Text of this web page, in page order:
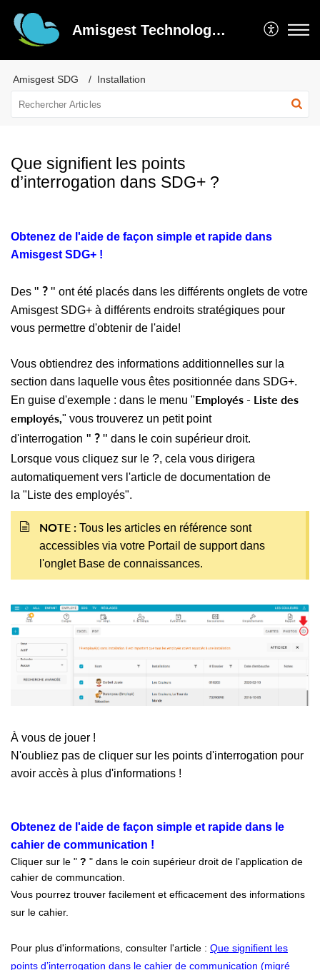
Amisgest Technologie inc
Amisgest SDG Installation
Que signifient les points
d’interrogation dans SDG+ ?
Obtenez de l'aide de façon simple et rapide dans
Amisgest SDG+ !
Des " ? " ont été placés dans les différents onglets de votre
Amisgest SDG+ à différents endroits stratégiques pour
vous permettre d'obtenir de l'aide!
Vous obtiendrez des informations additionnelles sur la
section dans laquelle vous êtes positionnée dans SDG+.
En guise d'exemple : dans le menu "Employés - Liste des
employés," vous trouverez un petit point
d'interrogation " ? " dans le coin supérieur droit.
Lorsque vous cliquez sur le ?, cela vous dirigera
automatiquement vers l'article de documentation de
la " Liste des employés".
NOTE : Tous les articles en référence sont
accessibles via votre Portail de support dans
l'onglet Base de connaissances.
À vous de jouer !
N'oubliez pas de cliquer sur les points d'interrogation pour
avoir accès à plus d'informations !
Obtenez de l'aide de façon simple et rapide dans le
cahier de communication !
Cliquer sur le " ? " dans le coin supérieur droit de l'application de
cahier de communcation.
Vous pourrez trouver facilement et efficacement des informations
sur le cahier.
Pour plus d'informations, consulter l'article : Que signifient les
points d’interrogation dans le cahier de communication (migré